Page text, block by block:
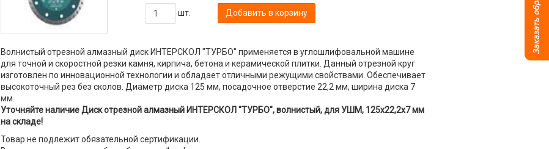
шт. Добавить в корзину
Волнистый отрезной алмазный диск ИНТЕРСКОЛ "ТУРБО" применяется в углошлифовальной машине
для точной и скоростной резки камня, кирпича, бетона и керамической плитки. Данный отрезной круг
изготовлен по инновационной технологии и обладает отличными режущими свойствами. Обеспечивает
высокоточный рез без сколов. Диаметр диска 125 мм, посадочное отверстие 22,2 мм, ширина диска 7
мм.
Уточняйте наличие Диск отрезной алмазный ИНТЕРСКОЛ "ТУРБО", волнистый, для УШМ, 125х22,2х7 мм
на складе!
Товар не подлежит обязательной сертификации.